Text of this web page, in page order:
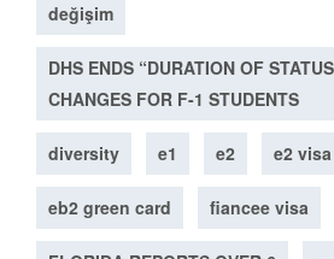
değişim
DHS ENDS “DURATION OF
CHANGES FOR F-1 STUDENTS
diversity e1 e2 e2 visa
eb2 green card fiancee visa